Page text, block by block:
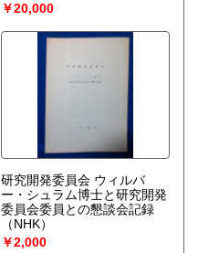
￥20,000
研究開発委員会 ウィルバ
ー・シュラム博士と研究開発
委員会委員との懇談会記録
（NHK）
￥2,000